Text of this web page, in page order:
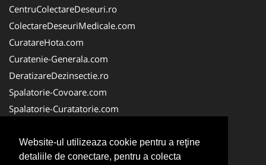
Website-ul utilizeaza cookie pentru a reţine
detaliile de conectare, pentru a colecta
CentruColectareDeseuri.ro
ColectareDeseuriMedicale.com
CuratareHota.com
Curatenie-Generala.com
DeratizareDezinsectie.ro
Spalatorie-Covoare.com
Spalatorie-Curatatorie.com
FirmaDeratizare.ro
Service-Reparatii.com